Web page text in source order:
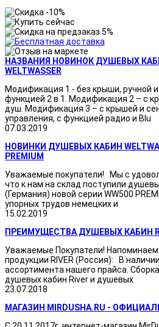
НАЗВАНИЯ НОВИНОК ДУШЕВЫХ
WELTWASSER
Модификация 1 - без крыши, ручной
функцией 2 в 1. Модификация 2 – с
душ. Модификация 3 – с крышей и
управления, с функцией радио и Blu
07.03.2019
НОВИНКИ ДУШЕВЫХ КАБИН
PREMIUM
Уважаемые покупатели! Мы с
что к нам на склад поступили
(Германия) новой серии WW500
упорных трудов немецких и
15.02.2019
ПРЕИМУЩЕСТВА ДУШЕВЫХ КАБИН
Уважаемые Покупатели!
продукции RIVER (Россия): В
ассортимента нашего прайса.
душевых кабин River и душевых
23.07.2018
МАГАЗИН MIRDUSHA.RU -